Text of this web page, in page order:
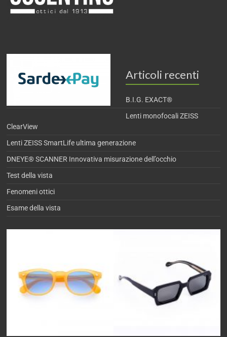
Articoli recenti
B.I.G. EXACT®
Lenti monofocali ZEISS
ClearView
Lenti ZEISS SmartLife ultima generazione
DNEYE® SCANNER Innovativa misurazione dell’occhio
Test della vista
Fenomeni ottici
Esame della vista